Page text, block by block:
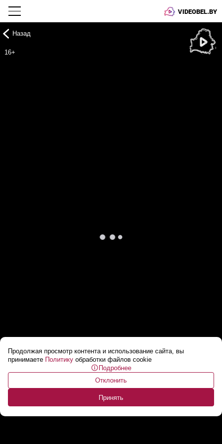
VIDEOBEL.BY
Продолжая просмотр контента и использование сайта, вы
принимаете Политику обработки файлов cookie
Подробнее
Отклонить
Принять
Назад
16+
Репетиция самой красивой части парада ко
Дню Независимости — выступление роты
почетного караула...